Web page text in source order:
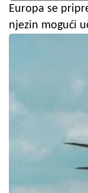
Europa se
njezin mogući